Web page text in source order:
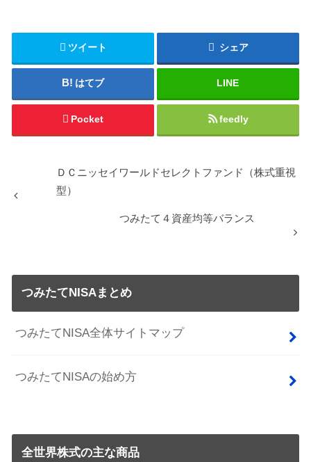
ツイート シェア
はてブ LINE
Pocket feedly
ＤＣニッセイワールドセレクトファンド（株式重視
型）
つみたて４資産均等バランス
つみたてNISAまとめ
つみたてNISA全体サイトマップ
つみたてNISAの始め方
全世界株式の主な商品